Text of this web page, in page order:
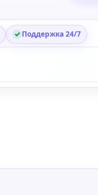
Поддержка 24/7